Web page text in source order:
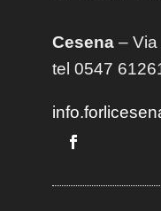
Cesena– Via
tel 0547